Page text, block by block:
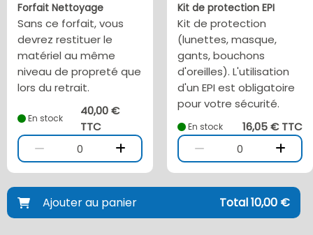
Forfait Nettoyage
Sans ce forfait, vous
devrez restituer le
matériel au même
niveau de propreté que
lors du retrait.
En stock
40,00 €
TTC
0
Kit de protection EPI
Kit de protection
(lunettes, masque,
gants, bouchons
d'oreilles). L'utilisation
d'un EPI est obligatoire
pour votre sécurité.
En stock
16,05 € TTC
0
Ajouter au panier Total 10,00 €